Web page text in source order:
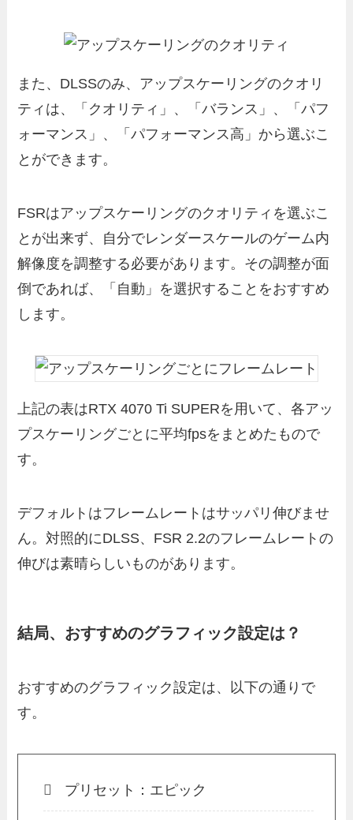
また、DLSSのみ、アップスケーリングのクオリ
ティは、「クオリティ」、「バランス」、「パフ
ォーマンス」、「パフォーマンス高」から選ぶこ
とができます。
FSRはアップスケーリングのクオリティを選ぶこ
とが出来ず、自分でレンダースケールのゲーム内
解像度を調整する必要があります。その調整が面
倒であれば、「自動」を選択することをおすすめ
します。
上記の表はRTX 4070 Ti SUPERを用いて、各アッ
プスケーリングごとに平均fpsをまとめたもので
す。
デフォルトはフレームレートはサッパリ伸びませ
ん。対照的にDLSS、FSR 2.2のフレームレートの
伸びは素晴らしいものがあります。
結局、おすすめのグラフィック設定は？
おすすめのグラフィック設定は、以下の通りで
す。
プリセット：エピック